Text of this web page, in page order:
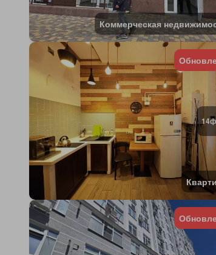
Коммерческая
14